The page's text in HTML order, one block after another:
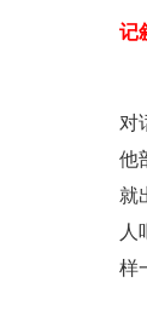
记
对
他
就
人
样